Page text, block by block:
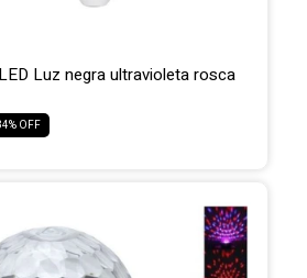
Luz negra ultravioleta rosca